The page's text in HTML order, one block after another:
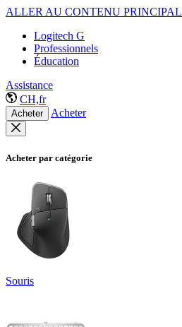
ALLER AU CONTENU PRINCIPAL
Logitech G
Professionnels
Éducation
Assistance
CH,fr
Acheter Acheter
Acheter par catégorie
Souris